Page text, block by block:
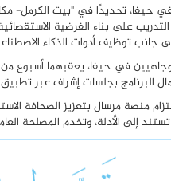
تحديدًا في "بيت الكرمل-
على بناء الفرضية
جانب توظيف أدوات الذكاء
في حيفا، يعقبهما أسبوع
البرنامج بجلسات إشراف عبر
منصة مرسال بتعزيز الصحافة
إلى الأدلة، وتخدم المصلحة